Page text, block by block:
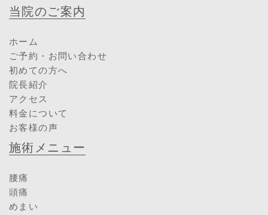
当院のご案内
ホーム
ご予約・お問い合わせ
初めての方へ
院長紹介
アクセス
料金について
お客様の声
施術メニュー
腰痛
頭痛
めまい